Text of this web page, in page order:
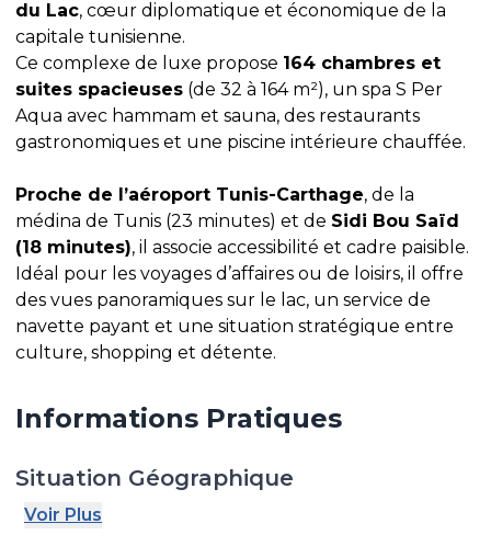
du Lac, cœur diplomatique et économique de la
capitale tunisienne.
Ce complexe de luxe propose 164 chambres et
suites spacieuses (de 32 à 164 m²), un spa S Per
Aqua avec hammam et sauna, des restaurants
gastronomiques et une piscine intérieure chauffée.
Proche de l’aéroport Tunis-Carthage, de la
médina de Tunis (23 minutes) et de Sidi Bou Saïd
(18 minutes), il associe accessibilité et cadre paisible.
Idéal pour les voyages d’affaires ou de loisirs, il offre
des vues panoramiques sur le lac, un service de
navette payant et une situation stratégique entre
culture, shopping et détente.
Informations Pratiques
Situation Géographique
Voir Plus